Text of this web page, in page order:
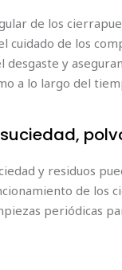
de los
cuidado de los
desgaste y
a lo largo del
y residuos
de los
periódicas